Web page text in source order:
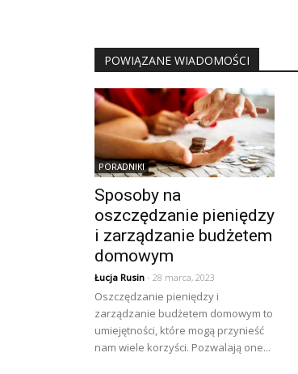
POWIĄZANE WIADOMOŚCI
PORADNIKI
Sposoby na
oszczędzanie pieniędzy
i zarządzanie budżetem
domowym
Łucja Rusin - 28 marca, 2023
Oszczędzanie pieniędzy i
zarządzanie budżetem domowym to
umiejętności, które mogą przynieść
nam wiele korzyści. Pozwalają one...